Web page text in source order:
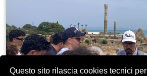
Questo sito rilascia cookies tecnici per